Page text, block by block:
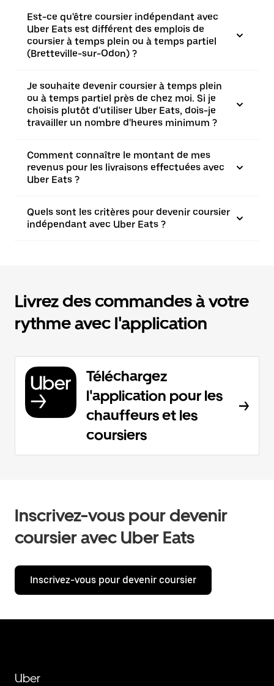
Est-ce qu'être coursier indépendant avec
Uber Eats est différent des emplois de
coursier à temps plein ou à temps partiel
(Bretteville-sur-Odon) ?
Je souhaite devenir coursier à temps plein
ou à temps partiel près de chez moi. Si je
choisis plutôt d'utiliser Uber Eats, dois-je
travailler un nombre d'heures minimum ?
Comment connaître le montant de mes
revenus pour les livraisons effectuées avec
Uber Eats ?
Quels sont les critères pour devenir coursier
indépendant avec Uber Eats ?
Livrez des commandes à votre
rythme avec l'application
Téléchargez
l'application pour les
chauffeurs et les
coursiers
Inscrivez-vous pour devenir
coursier avec Uber Eats
Inscrivez-vous pour devenir coursier
Uber